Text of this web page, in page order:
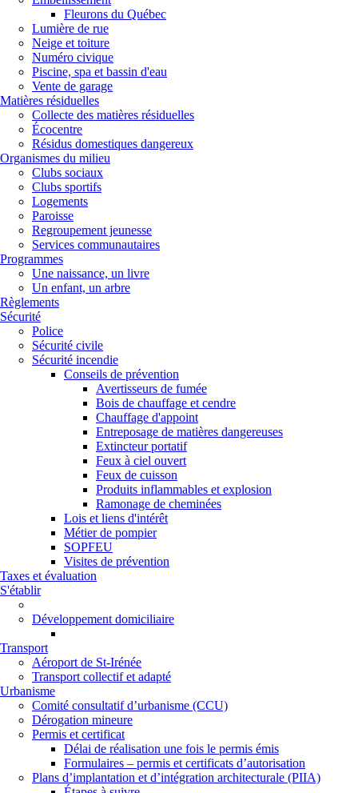
Fleurons du Québec
Lumière de rue
Neige et toiture
Numéro civique
Piscine, spa et bassin d'eau
Vente de garage
Matières résiduelles
Collecte des matières résiduelles
Écocentre
Résidus domestiques dangereux
Organismes du milieu
Clubs sociaux
Clubs sportifs
Logements
Paroisse
Regroupement jeunesse
Services communautaires
Programmes
Une naissance, un livre
Un enfant, un arbre
Règlements
Sécurité
Police
Sécurité civile
Sécurité incendie
Conseils de prévention
Avertisseurs de fumée
Bois de chauffage et cendre
Chauffage d'appoint
Entreposage de matières dangereuses
Extincteur portatif
Feux à ciel ouvert
Feux de cuisson
Produits inflammables et explosion
Ramonage de cheminées
Lois et liens d'intérêt
Métier de pompier
SOPFEU
Visites de prévention
Taxes et évaluation
S'établir
Développement domiciliaire
Transport
Aéroport de St-Irénée
Transport collectif et adapté
Urbanisme
Comité consultatif d’urbanisme (CCU)
Dérogation mineure
Permis et certificat
Délai de réalisation une fois le permis émis
Formulaires – permis et certificats d’autorisation
Plans d’implantation et d’intégration architecturale (PIIA)